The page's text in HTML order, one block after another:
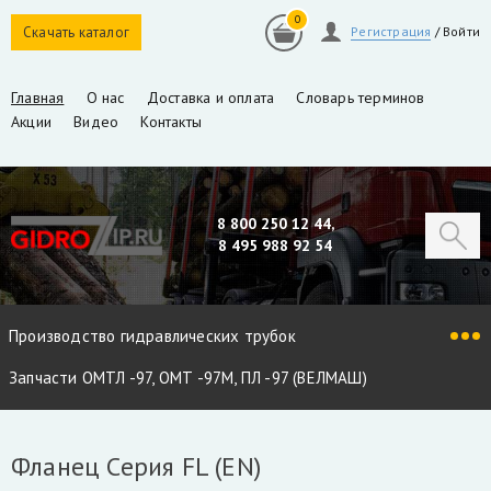
Скачать каталог Регистрация / Войти
0
Главная О нас Доставка и оплата
Словарь терминов
Акции
Видео Контакты
8 800 250 12 44,
8 495 988 92 54
Производство гидравлических трубок
Запчасти ОМТЛ -97, ОМТ -97М, ПЛ -97 (ВЕЛМАШ)
Запчасти Майман 90, 100, 110 / Атлант 90, 100
Фланец Серия FL (EN)